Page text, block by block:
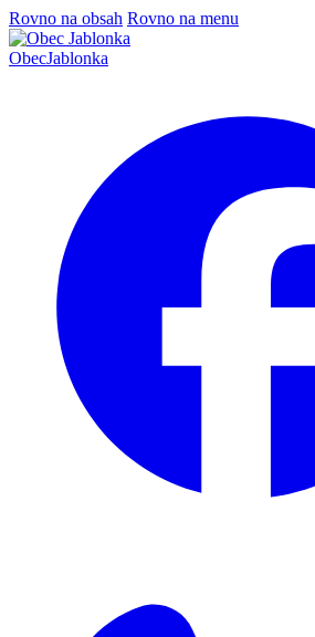
Rovno na obsah Rovno na menu
ObecJablonka